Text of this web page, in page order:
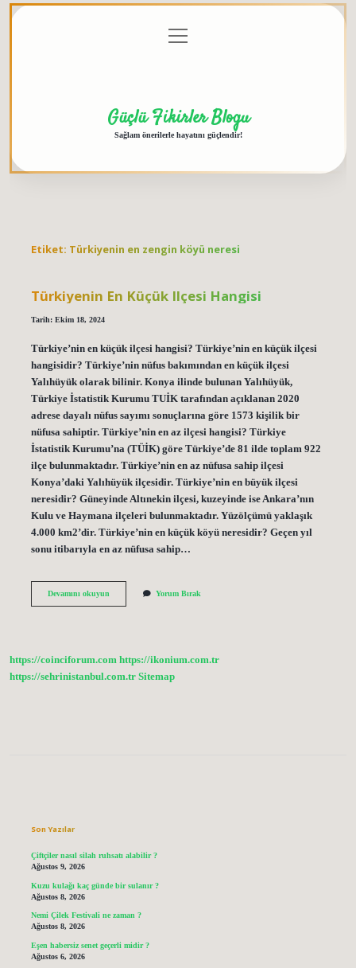
menüyü
aç
Güçlü Fikirler Blogu
Sağlam önerilerle hayatını güçlendir!
Etiket: Türkiyenin en zengin köyü neresi
Türkiyenin En Küçük Ilçesi Hangisi
Tarih: Ekim 18, 2024
Türkiye’nin en küçük ilçesi hangisi? Türkiye’nin en küçük ilçesi
hangisidir? Türkiye’nin nüfus bakımından en küçük ilçesi
Yalıhüyük olarak bilinir. Konya ilinde bulunan Yalıhüyük,
Türkiye İstatistik Kurumu TUİK tarafından açıklanan 2020
adrese dayalı nüfus sayımı sonuçlarına göre 1573 kişilik bir
nüfusa sahiptir. Türkiye’nin en az ilçesi hangisi? Türkiye
İstatistik Kurumu’na (TÜİK) göre Türkiye’de 81 ilde toplam 922
ilçe bulunmaktadır. Türkiye’nin en az nüfusa sahip ilçesi
Konya’daki Yalıhüyük ilçesidir. Türkiye’nin en büyük ilçesi
neresidir? Güneyinde Altınekin ilçesi, kuzeyinde ise Ankara’nın
Kulu ve Haymana ilçeleri bulunmaktadır. Yüzölçümü yaklaşık
4.000 km2’dir. Türkiye’nin en küçük köyü neresidir? Geçen yıl
sonu itibarıyla en az nüfusa sahip…
Devamını okuyunTürkiyenin
Yorum Bırak
https://coinciforum.com https://ikonium.com.tr
https://sehrinistanbul.com.tr Sitemap
Son Yazılar
Çiftçiler nasıl silah ruhsatı alabilir ?
Ağustos 9, 2026
Kuzu kulağı kaç günde bir sulanır ?
Ağustos 8, 2026
Nemi Çilek Festivali ne zaman ?
Ağustos 8, 2026
Eşen habersiz senet geçerli midir ?
Ağustos 6, 2026